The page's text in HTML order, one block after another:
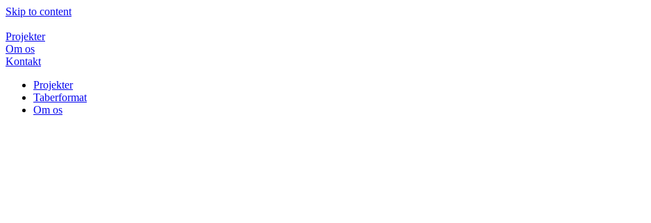
Skip to content
Projekter
Om os
Kontakt
Projekter
Taberformat
Om os